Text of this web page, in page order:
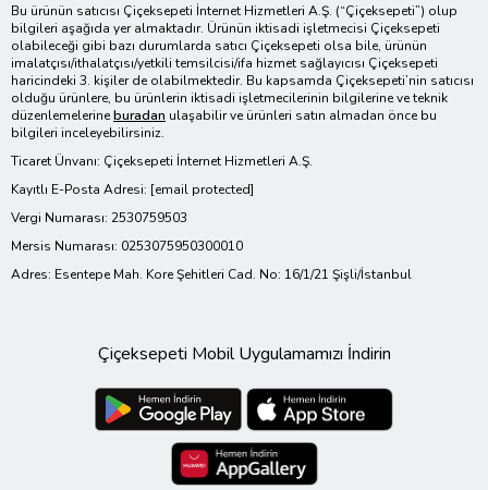
Bu ürünün satıcısı Çiçeksepeti İnternet Hizmetleri A.Ş. (“Çiçeksepeti”) olup
bilgileri aşağıda yer almaktadır. Ürünün iktisadi işletmecisi Çiçeksepeti
olabileceği gibi bazı durumlarda satıcı Çiçeksepeti olsa bile, ürünün
imalatçısı/ithalatçısı/yetkili temsilcisi/ifa hizmet sağlayıcısı Çiçeksepeti
haricindeki 3. kişiler de olabilmektedir. Bu kapsamda Çiçeksepeti’nin satıcısı
olduğu ürünlere, bu ürünlerin iktisadi işletmecilerinin bilgilerine ve teknik
düzenlemelerineburadan ulaşabilir ve ürünleri satın almadan önce bu
bilgileri inceleyebilirsiniz.
Ticaret Ünvanı: Çiçeksepeti İnternet Hizmetleri A.Ş.
Kayıtlı E-Posta Adresi: [email protected]
Vergi Numarası: 2530759503
Mersis Numarası: 0253075950300010
Adres: Esentepe Mah. Kore Şehitleri Cad. No: 16/1/21 Şişli/İstanbul
Çiçeksepeti Mobil Uygulamamızı İndirin